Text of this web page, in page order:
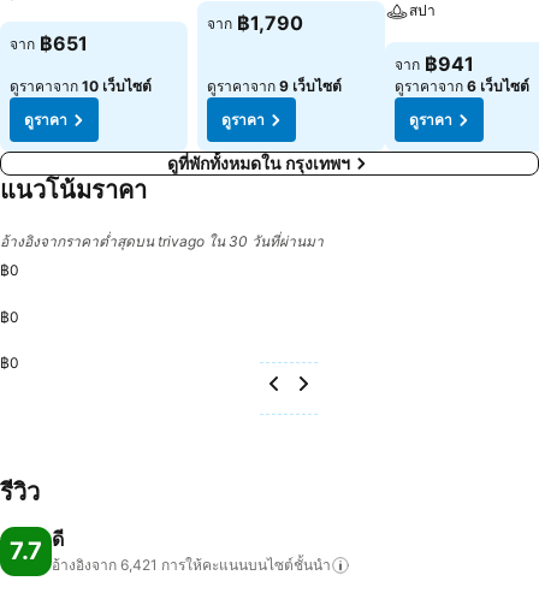
ดูราคา
จาก ฿651
ดูราคาจาก 10 เว็บไซต์
ดูราคา
ดูราคา
จาก ฿1,790
ดูราคาจาก 9 เว็บไซต์
ดูราคา
สปา
ดูราคา
จาก ฿941
ดูราคาจาก 6 เว็บไซต์
ดูราคา
ดูที่พักทั้งหมดใน กรุงเทพฯ
แนวโน้มราคา
อ้างอิงจากราคาต่ำสุดบน trivago ใน 30 วันที่ผ่านมา
฿0
฿0
฿0
รีวิว
7.7 ดี
อ้างอิงจาก 6,421 การให้คะแนนบนไซต์ชั้นนำ